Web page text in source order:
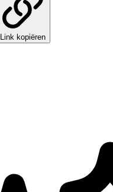
Link kopiëren